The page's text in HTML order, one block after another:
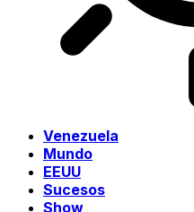
Venezuela
Mundo
EEUU
Sucesos
Show